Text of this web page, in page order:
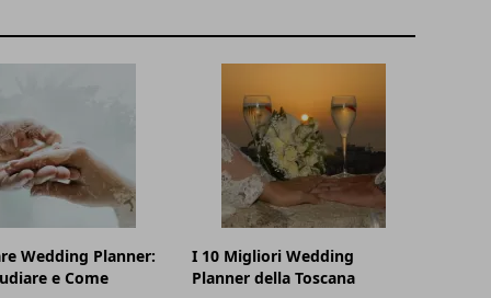
Wedding Planner:
e Come
I 10 Migliori Wedding
Planner della Toscana